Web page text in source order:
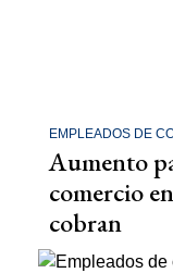
EMPLEADOS DE
Aumento
comercio
cobran